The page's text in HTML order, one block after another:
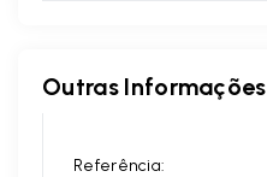
Outras Informações
Referência: